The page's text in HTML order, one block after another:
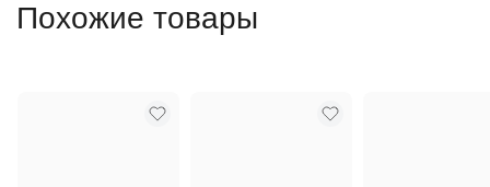
Похожие товары